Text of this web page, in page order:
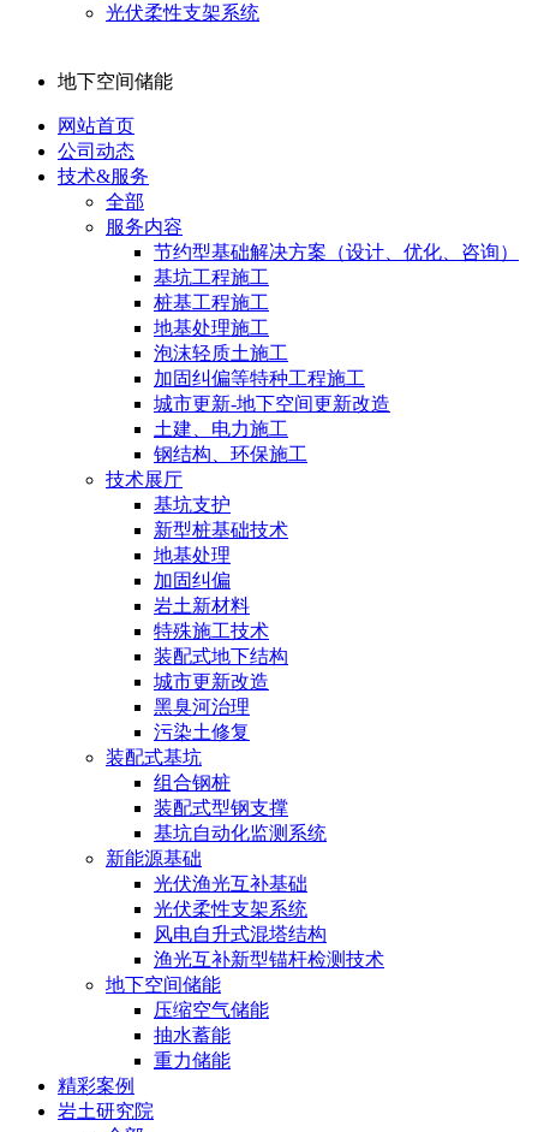
光伏柔性支架系统
地下空间储能
网站首页
公司动态
技术&服务
全部
服务内容
节约型基础解决方案（设计、优化、咨询）
基坑工程施工
桩基工程施工
地基处理施工
泡沫轻质土施工
加固纠偏等特种工程施工
城市更新-地下空间更新改造
土建、电力施工
钢结构、环保施工
技术展厅
基坑支护
新型桩基础技术
地基处理
加固纠偏
岩土新材料
特殊施工技术
装配式地下结构
城市更新改造
黑臭河治理
污染土修复
装配式基坑
组合钢桩
装配式型钢支撑
基坑自动化监测系统
新能源基础
光伏渔光互补基础
光伏柔性支架系统
风电自升式混塔结构
渔光互补新型锚杆检测技术
地下空间储能
压缩空气储能
抽水蓄能
重力储能
精彩案例
岩土研究院